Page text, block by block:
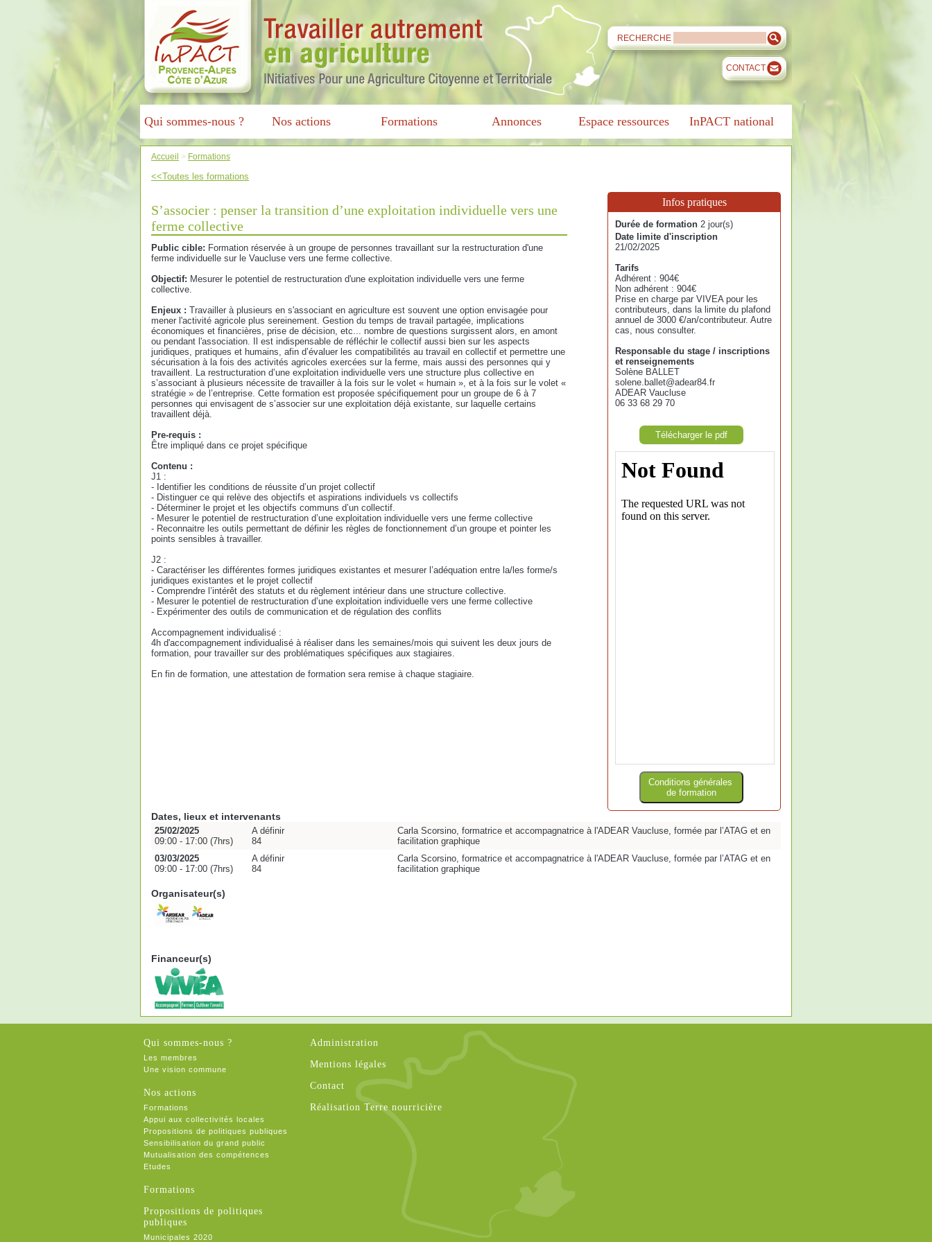
RECHERCHE
CONTACT
Qui sommes-nous ? Nos actions Formations Annonces Espace ressources InPACT national
Accueil > Formations
<<Toutes les formations
S’associer : penser la transition d’une exploitation individuelle vers une
ferme collective
Public cible: Formation réservée à un groupe de personnes travaillant sur la restructuration d'une
ferme individuelle sur le Vaucluse vers une ferme collective.
Objectif: Mesurer le potentiel de restructuration d'une exploitation individuelle vers une ferme
collective.
Enjeux : Travailler à plusieurs en s'associant en agriculture est souvent une option envisagée pour
mener l'activité agricole plus sereinement. Gestion du temps de travail partagée, implications
économiques et financières, prise de décision, etc... nombre de questions surgissent alors, en amont
ou pendant l'association. Il est indispensable de réfléchir le collectif aussi bien sur les aspects
juridiques, pratiques et humains, afin d’évaluer les compatibilités au travail en collectif et permettre une
sécurisation à la fois des activités agricoles exercées sur la ferme, mais aussi des personnes qui y
travaillent. La restructuration d’une exploitation individuelle vers une structure plus collective en
s’associant à plusieurs nécessite de travailler à la fois sur le volet « humain », et à la fois sur le volet «
stratégie » de l’entreprise. Cette formation est proposée spécifiquement pour un groupe de 6 à 7
personnes qui envisagent de s’associer sur une exploitation déjà existante, sur laquelle certains
travaillent déjà.
Pre-requis :
Être impliqué dans ce projet spécifique
Contenu :
J1 :
- Identifier les conditions de réussite d’un projet collectif
- Distinguer ce qui relève des objectifs et aspirations individuels vs collectifs
- Déterminer le projet et les objectifs communs d’un collectif.
- Mesurer le potentiel de restructuration d’une exploitation individuelle vers une ferme collective
- Reconnaitre les outils permettant de définir les règles de fonctionnement d’un groupe et pointer les
points sensibles à travailler.
J2 :
- Caractériser les différentes formes juridiques existantes et mesurer l’adéquation entre la/les forme/s
juridiques existantes et le projet collectif
- Comprendre l’intérêt des statuts et du règlement intérieur dans une structure collective.
- Mesurer le potentiel de restructuration d’une exploitation individuelle vers une ferme collective
- Expérimenter des outils de communication et de régulation des conflits
Accompagnement individualisé :
4h d'accompagnement individualisé à réaliser dans les semaines/mois qui suivent les deux jours de
formation, pour travailler sur des problématiques spécifiques aux stagiaires.
En fin de formation, une attestation de formation sera remise à chaque stagiaire.
Infos pratiques
Durée de formation 2 jour(s)
Date limite d'inscription
21/02/2025
Tarifs
Adhérent : 904€
Non adhérent : 904€
Prise en charge par VIVEA pour les
contributeurs, dans la limite du plafond
annuel de 3000 €/an/contributeur. Autre
cas, nous consulter.
Responsable du stage / inscriptions
et renseignements
Solène BALLET
solene.ballet@adear84.fr
ADEAR Vaucluse
06 33 68 29 70
Télécharger le pdf
Conditions générales
de formation
Dates, lieux et intervenants
25/02/2025
09:00 - 17:00 (7hrs)
A définir
84
Carla Scorsino, formatrice et accompagnatrice à l'ADEAR Vaucluse, formée par l’ATAG et en
facilitation graphique
03/03/2025
09:00 - 17:00 (7hrs)
A définir
84
Carla Scorsino, formatrice et accompagnatrice à l'ADEAR Vaucluse, formée par l’ATAG et en
facilitation graphique
Organisateur(s)
Financeur(s)
Qui sommes-nous ?
Les membres
Une vision commune
Nos actions
Formations
Appui aux collectivités locales
Propositions de politiques publiques
Sensibilisation du grand public
Mutualisation des compétences
Etudes
Formations
Propositions de politiques
publiques
Municipales 2020
Administration
Mentions légales
Contact
Réalisation Terre nourricière